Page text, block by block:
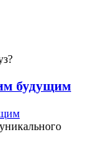
будущим